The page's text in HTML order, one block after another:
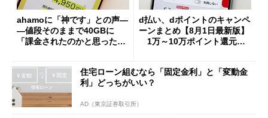
ahamoに「神です」との声―
―値段そのままで40GBに
「課金されたのかと思った」
d払い、dポイントのキャンペ
ーンまとめ【8月1日最新版】
1万～10万ポイント還元の
住宅ローン組むなら「固定金利」と「変動金
利」どっちがいい？
AD（東京証券取引所）